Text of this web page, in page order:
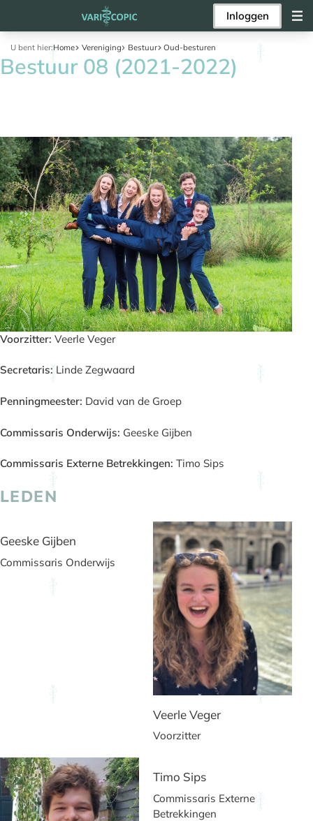
Inloggen
U bent hier:Home Vereniging Bestuur Oud-besturen
Bestuur 08 (2021-2022)
Voorzitter: Veerle Veger
Secretaris: Linde Zegwaard
Penningmeester: David van de Groep
Commissaris Onderwijs: Geeske Gijben
Commissaris Externe Betrekkingen: Timo Sips
LEDEN
Geeske Gijben
Commissaris Onderwijs
Veerle Veger
Voorzitter
Timo Sips
Commissaris Externe
Betrekkingen